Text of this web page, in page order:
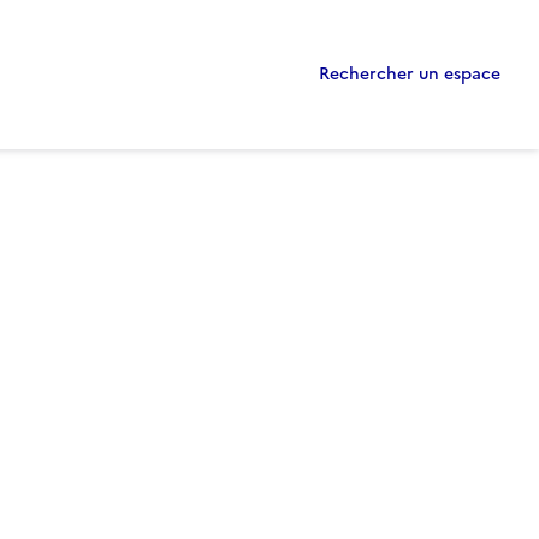
Rechercher un espace